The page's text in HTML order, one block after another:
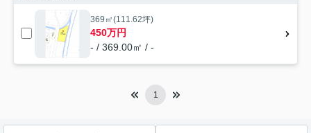
369㎡(111.62坪)
450万円
- / 369.00㎡ / -
1